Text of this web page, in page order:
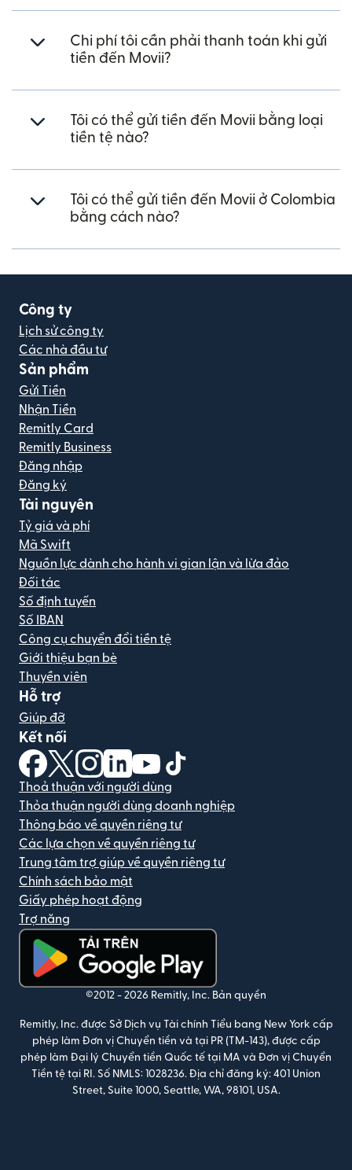
Chi phí tôi cần phải thanh toán khi gửi
tiền đến Movii?
Tôi có thể gửi tiền đến Movii bằng loại
tiền tệ nào?
Tôi có thể gửi tiền đến Movii ở Colombia
bằng cách nào?
Công ty
Lịch sử công ty
Các nhà đầu tư
Sản phẩm
Gửi Tiền
Nhận Tiền
Remitly Card
Remitly Business
Đăng nhập
Đăng ký
Tài nguyên
Tỷ giá và phí
Mã Swift
Nguồn lực dành cho hành vi gian lận và lừa đảo
Đối tác
Số định tuyến
Số IBAN
Công cụ chuyển đổi tiền tệ
Giới thiệu bạn bè
Thuyền viên
Hỗ trợ
Giúp đỡ
Kết nối
(mở trong cửa sổ mới)
(mở trong cửa sổ mới)
(mở trong cửa sổ mới)
(mở trong cửa sổ mới)
(mở trong cửa sổ mới)
Thoả thuận với người dùng
Thỏa thuận người dùng doanh nghiệp
Thông báo về quyền riêng tư
Các lựa chọn về quyền riêng tư
Trung tâm trợ giúp về quyền riêng tư
Chính sách bảo mật
Giấy phép hoạt động
Trợ năng
(mở trong cửa sổ mới)
©2012 - 2026 Remitly, Inc. Bản quyền
Remitly, Inc. được Sở Dịch vụ Tài chính Tiểu bang New York cấp
phép làm Đơn vị Chuyển tiền và tại PR (TM-143), được cấp
phép làm Đại lý Chuyển tiền Quốc tế tại MA và Đơn vị Chuyển
Tiền tệ tại RI. Số NMLS: 1028236. Địa chỉ đăng ký: 401 Union
Street, Suite 1000, Seattle, WA, 98101, USA.